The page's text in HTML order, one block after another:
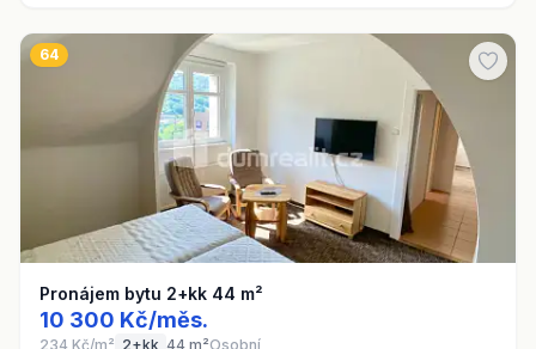
64
Pronájem bytu 2+kk 44 m²
10 300 Kč/měs.
234 Kč/m² 2+kk 44 m²Osobní